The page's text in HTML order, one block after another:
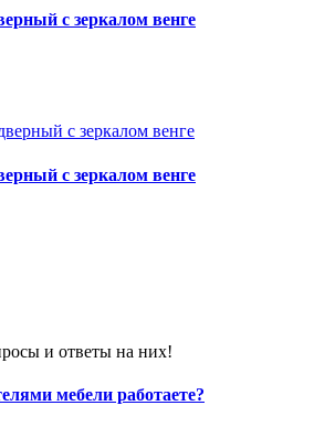
с зеркалом венге
с зеркалом венге
и ответы на них!
мебели работаете?